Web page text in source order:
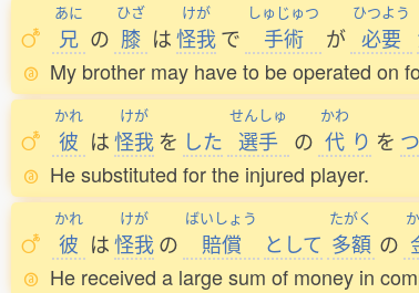
あに
兄 の
ひざ
膝 は
けが
怪我で
しゅじゅつ
手術 が
ひつよう
必要
My brother may have to be operated on
かれ
彼 は
けが
怪我 を した
せんしゅ
選手 の
かわ
代 り を
He substituted for the injured player.
かれ
彼 は
けが
怪我の
ばいしょう
賠償 として
たがく
多額 の
He received a large sum of money in